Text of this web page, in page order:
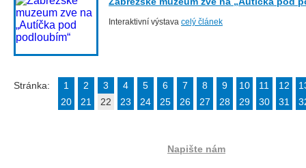
Interaktivní výstava celý článek
Stránka: 1 2 3 4 5 6 7 8 9 10 11 12
20
21 22 23 24 25 26 27 28 29 30 31
Napište nám